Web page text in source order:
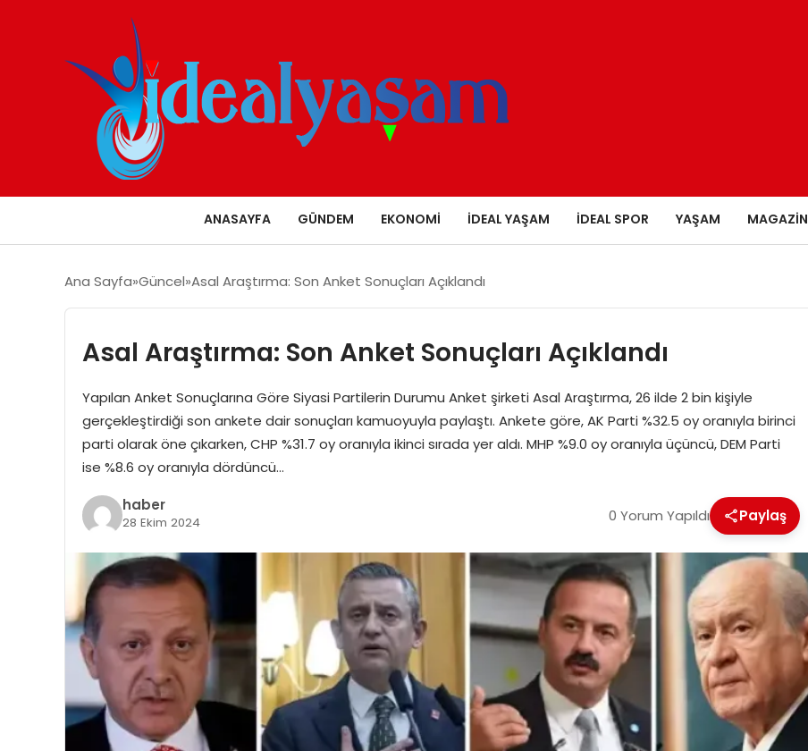
ANASAYFA GÜNDEM EKONOMI İDEAL YAŞAM İDEAL SPOR YAŞAM MAGAZIN
Ana Sayfa Güncel Asal Araştırma: Son Anket Sonuçları Açıklandı
Asal Araştırma: Son Anket Sonuçları Açıklandı
Yapılan Anket Sonuçlarına Göre Siyasi Partilerin Durumu Anket şirketi Asal Araştırma, 26 ilde 2 bin kişiyle
gerçekleştirdiği son ankete dair sonuçları kamuoyuyla paylaştı. Ankete göre, AK Parti %32.5 oy oranıyla birinci
parti olarak öne çıkarken, CHP %31.7 oy oranıyla ikinci sırada yer aldı. MHP %9.0 oy oranıyla üçüncü, DEM Parti
ise %8.6 oy oranıyla dördüncü…
haber
28 Ekim 2024 0 Yorum Yapıldı Paylaş